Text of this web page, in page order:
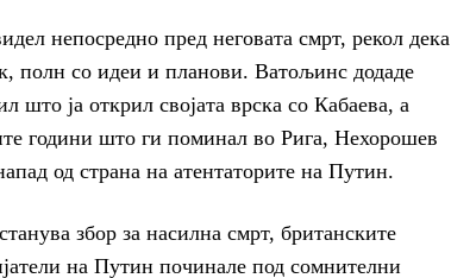
непосредно пред неговата смрт, рекол дека
полн со идеи и планови. Ватољинс додаде
ја открил својата врска со Кабаева, а
години што ги поминал во Рига, Нехорошев
од страна на атентаторите на Путин.
збор за насилна смрт, британските
на Путин починале под сомнителни